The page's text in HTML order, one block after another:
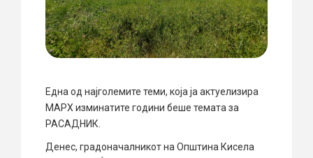
Една од најголемите теми, која ја актуелизира
МАРХ изминатите години беше темата за
РАСАДНИК.
Денес, градоначалникот на Општина Кисела